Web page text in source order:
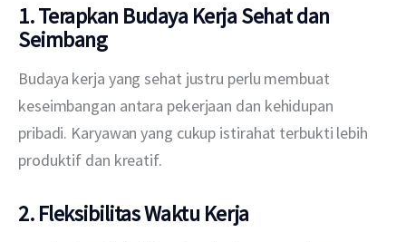
1. Terapkan Budaya Kerja Sehat dan
Seimbang
Budaya kerja yang sehat justru perlu membuat
keseimbangan antara pekerjaan dan kehidupan
pribadi. Karyawan yang cukup istirahat terbukti lebih
produktif dan kreatif.
2. Fleksibilitas Waktu Kerja